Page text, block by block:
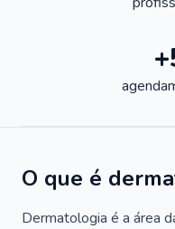
O que é
Dermatologia é a área